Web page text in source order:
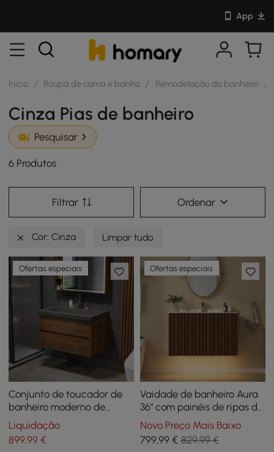
App
Início / Roupa de cama e banho / Remodelação do banheiro /
Cinza Pias de banheiro
Pesquisar
6 Produtos
Filtrar Ordenar
Cor: Cinza Limpar tudo
Ofertas especiais
Conjunto de toucador de
banheiro moderno de
concreto flutuante de 31,5"
Vaidade de banheiro em
nogueira com pia
Liquidação
899,99 €
Ofertas especiais
Vaidade de banheiro Aura
36" com painéis de ripas de
madeira de cinza claro,
tampo de travertino
sintético
Novo Preço Mais Baixo
799,99€ 829,99 €